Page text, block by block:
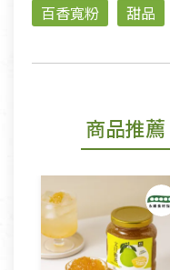
百香寬粉 甜品
商品推薦